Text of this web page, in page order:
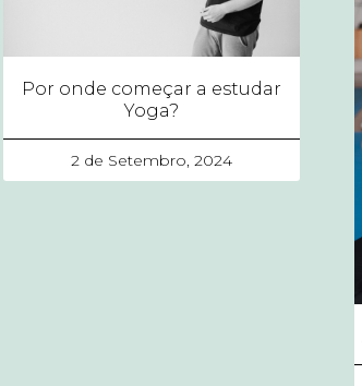
Por onde começar a estudar
Yoga?
2 de Setembro, 2024